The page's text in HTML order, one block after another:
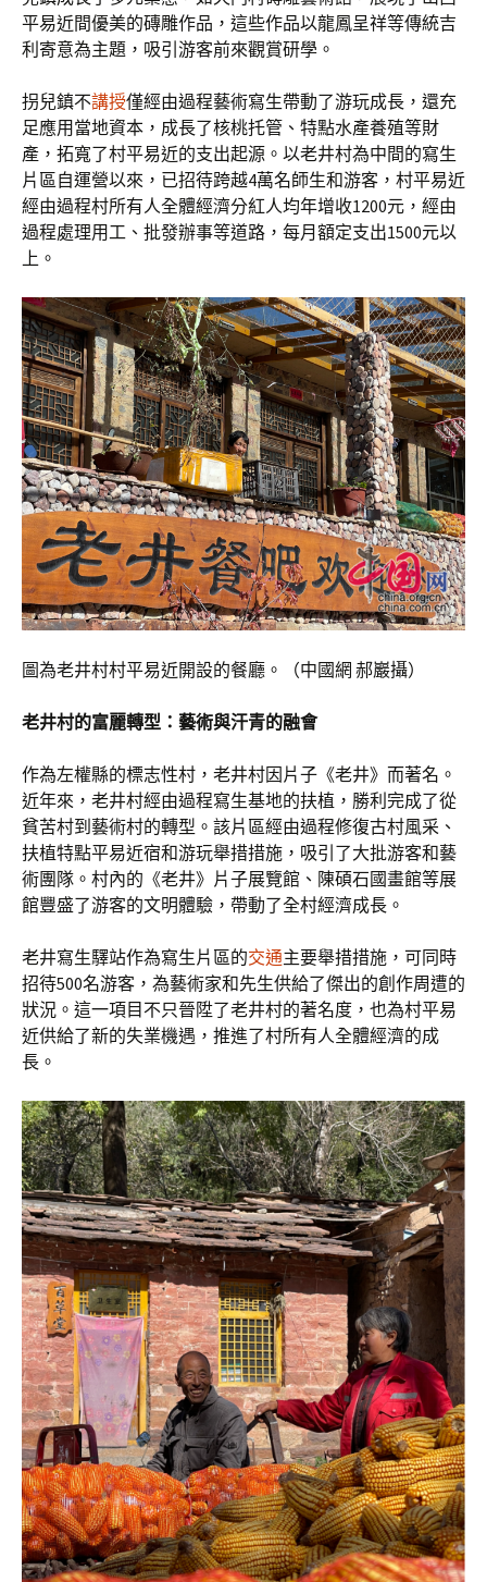
平易近間優美的磚雕作品，這些作品以龍鳳呈祥等傳統吉
利寄意為主題，吸引游客前來觀賞研學。
拐兒鎮不講授僅經由過程藝術寫生帶動了游玩成長，還充
足應用當地資本，成長了核桃托管、特點水產養殖等財
產，拓寬了村平易近的支出起源。以老井村為中間的寫生
片區自運營以來，已招待跨越4萬名師生和游客，村平易近
經由過程村所有人全體經濟分紅人均年增收1200元，經由
過程處理用工、批發辦事等道路，每月額定支出1500元以
上。
圖為老井村村平易近開設的餐廳。（中國網 郝巖攝）
老井村的富麗轉型：藝術與汗青的融會
作為左權縣的標志性村，老井村因片子《老井》而著名。
近年來，老井村經由過程寫生基地的扶植，勝利完成了從
貧苦村到藝術村的轉型。該片區經由過程修復古村風采、
扶植特點平易近宿和游玩舉措措施，吸引了大批游客和藝
術團隊。村內的《老井》片子展覽館、陳碩石國畫館等展
館豐盛了游客的文明體驗，帶動了全村經濟成長。
老井寫生驛站作為寫生片區的交通主要舉措措施，可同時
招待500名游客，為藝術家和先生供給了傑出的創作周遭的
狀況。這一項目不只晉陞了老井村的著名度，也為村平易
近供給了新的失業機遇，推進了村所有人全體經濟的成
長。